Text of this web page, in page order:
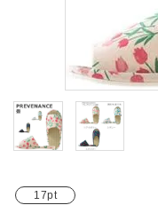
ガイドライン
17pt